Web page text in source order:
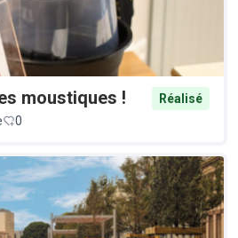
moustiques !
Réalisé
0